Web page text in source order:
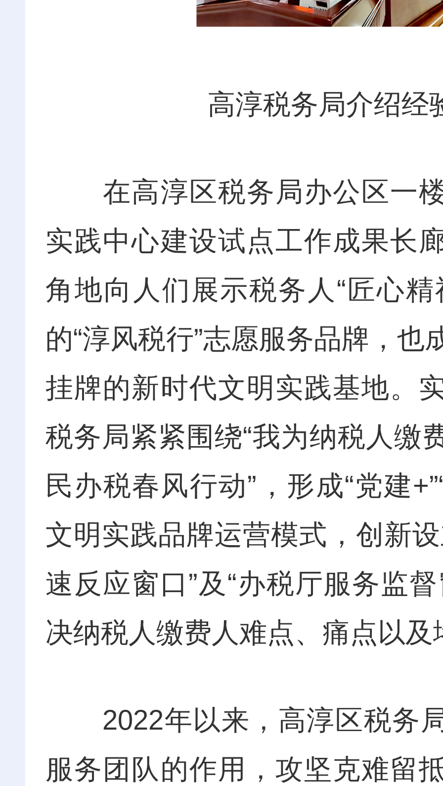
高淳税务局介绍经
在高淳区税务局办公区一
实践中心建设试点工作成果长
角地向人们展示税务人“匠心精
的“淳风税行”志愿服务品牌，也
挂牌的新时代文明实践基地。
税务局紧紧围绕“我为纳税人缴
民办税春风行动”，形成“党建
文明实践品牌运营模式，创新
速反应窗口”及“办税厅服务监
决纳税人缴费人难点、痛点以及
2022年以来，高淳区税务
服务团队的作用，攻坚克难留